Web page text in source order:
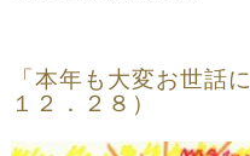
「本年も大変お世話
１２．２８）